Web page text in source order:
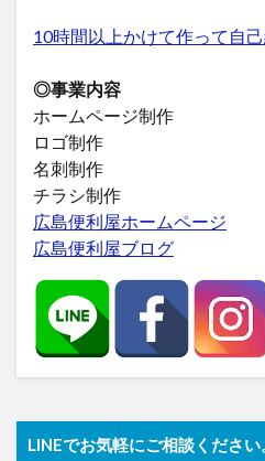
10時間以上かけて作って自
◎事業内容
ホームページ制作
ロゴ制作
名刺制作
チラシ制作
広島便利屋ホームページ
広島便利屋ブログ
LINEでお気軽にご相談ください